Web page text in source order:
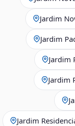
Jardim
Jardim
Jardim
Jardim
Jardim